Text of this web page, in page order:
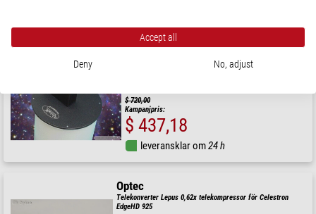
Optec
Flatfield-mask Flat-Man Gen2 for OTA's up to 8-1/8"
$ 720,00
Kampanjpris:
$ 437,18
leveransklar om24 h
Optec
Telekonverter Lepus 0,62x telekompressor för Celestron
EdgeHD 925
Accept all
Deny No, adjust